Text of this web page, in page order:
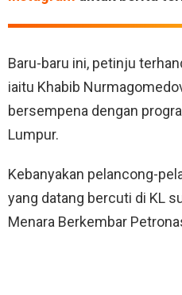
Baru-baru ini, petinju
iaitu Khabib
bersempena dengan
Lumpur.
Kebanyakan pelancong-
yang datang bercuti di KL
Menara Berkembar